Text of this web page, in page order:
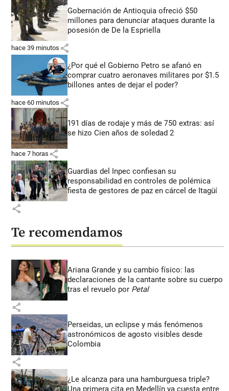
Gobernación de Antioquia ofreció $50
millones para denunciar ataques durante la
posesión de De la Espriella
hace 39 minutos share
¿Por qué el Gobierno Petro se afanó en
comprar cuatro aeronaves militares por $1.5
billones antes de dejar el poder?
hace 60 minutos share
191 días de rodaje y más de 750 extras: así
se hizo Cien años de soledad 2
hace 7 horas share
Guardias del Inpec confiesan su
responsabilidad en controles de polémica
fiesta de gestores de paz en cárcel de Itagüí
share
Te recomendamos
Ariana Grande y su cambio físico: las
declaraciones de la cantante sobre su cuerpo
tras el revuelo por Petal
share
Perseidas, un eclipse y más fenómenos
astronómicos de agosto visibles desde
Colombia
share
¿Le alcanza para una hamburguesa triple?
Una primera cita en Medellín ya cuesta entre